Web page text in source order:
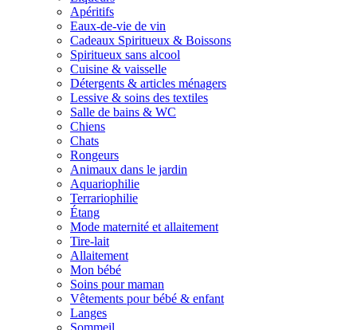
Apéritifs
Eaux-de-vie de vin
Cadeaux Spiritueux & Boissons
Spiritueux sans alcool
Cuisine & vaisselle
Détergents & articles ménagers
Lessive & soins des textiles
Salle de bains & WC
Chiens
Chats
Rongeurs
Animaux dans le jardin
Aquariophilie
Terrariophilie
Étang
Mode maternité et allaitement
Tire-lait
Allaitement
Mon bébé
Soins pour maman
Vêtements pour bébé & enfant
Langes
Sommeil